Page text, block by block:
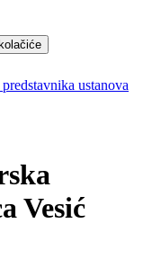
ustanova
Vesić